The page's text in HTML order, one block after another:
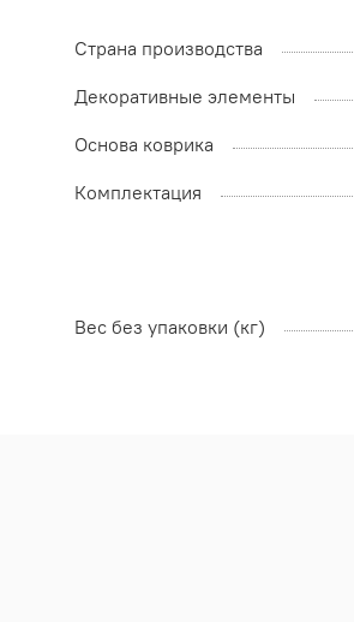
Страна производства
Декоративные элементы
Основа коврика
Комплектация
Вес без упаковки (кг)